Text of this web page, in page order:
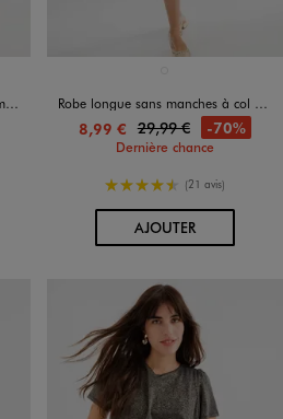
Robe longue sans manches à col bénitier en satin avec ceinture brillante femme
8,99 € 29,99 € -70%
Dernière chance
4.5/5 de moyenne
(21 avis)
AJOUTERAU PANIER